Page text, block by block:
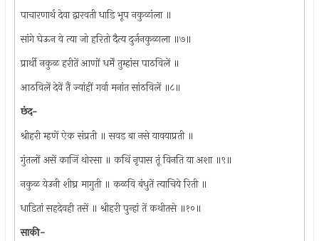
पाचारणार्थ देवा द्वारवती धाडि भूप नकुळांला ॥
सांगे घेऊन ये त्या जो हरितो दैत्य दुर्जनकुळाला ॥७॥
प्रार्थी नकुळ हरीतें आणों धर्में तुम्हांस पाठविलें ॥
आठविलें देवें तैं ज्यांहीं गर्वा मनांत सांठविलें ॥८॥
छंद-
श्रीहरी म्हणें ऐक संप्रती ॥ सवड बा नसे यावयाप्रती ॥
गुंतलों असें काजिं थोरसा ॥ कथिं नृपास तूं विनति या अशा ॥९॥
नकुळ येउनी शीघ्र मागुती ॥ कळवि बंधुतें त्याचिये रिती ॥
धाडितां सहदेवही तसें ॥ श्रीहरी पुन्हां तें कथीतसे ॥१०॥
साकी-